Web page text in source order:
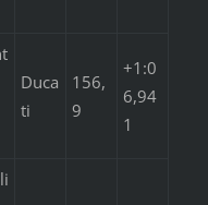
Duca
ti
156,
9
+1:0
6,94
1